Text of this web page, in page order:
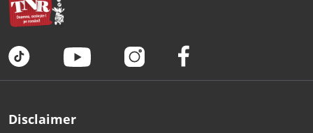
Disclaimer